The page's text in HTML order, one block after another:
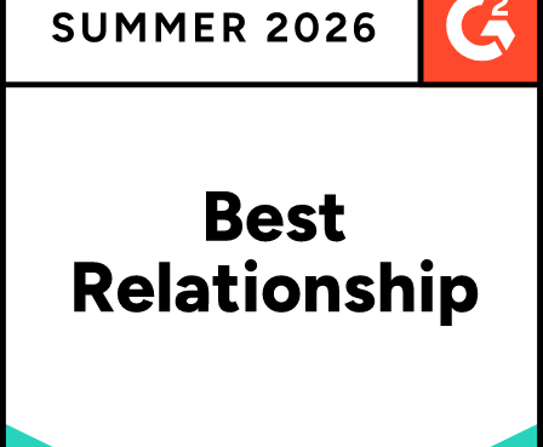
Espace de rangement intérieur pour vélos et poussettes
Gym sur place
At Kickflip, we give flexibility to everyone to accommodate their
life outside of the office. We also do constant efforts to make sure
our work environment is an enjoyable place where we actually want